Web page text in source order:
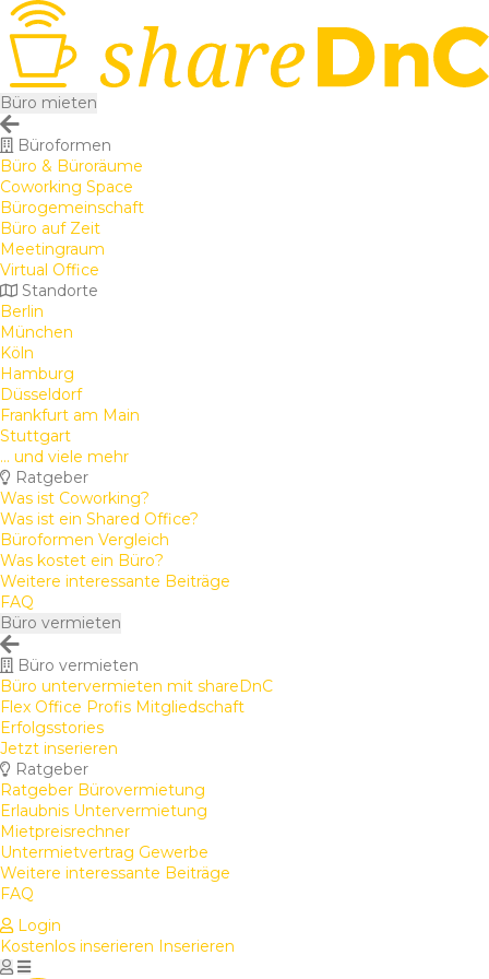
Büro mieten
Büroformen
Büro & Büroräume
Coworking Space
Bürogemeinschaft
Büro auf Zeit
Meetingraum
Virtual Office
Standorte
Berlin
München
Köln
Hamburg
Düsseldorf
Frankfurt am Main
Stuttgart
... und viele mehr
Ratgeber
Was ist Coworking?
Was ist ein Shared Office?
Büroformen Vergleich
Was kostet ein Büro?
Weitere interessante Beiträge
FAQ
Büro vermieten
Büro vermieten
Büro untervermieten mit shareDnC
Flex Office Profis Mitgliedschaft
Erfolgsstories
Jetzt inserieren
Ratgeber
Ratgeber Bürovermietung
Erlaubnis Untervermietung
Mietpreisrechner
Untermietvertrag Gewerbe
Weitere interessante Beiträge
FAQ
Login
Kostenlos inserieren Inserieren